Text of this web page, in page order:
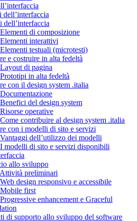
dell’interfaccia
di composizione
interattivi
testuali (microtesti)
e costruire in alta fedeltà
di pagina
in alta fedeltà
con il design system .italia
del design system
operative
contribuire al design system .italia
con i modelli di sito e servizi
dell’utilizzo dei modelli
modelli di sito e servizi disponibili
allo sviluppo
preliminari
design responsivo e accessibile
first
enhancement e Graceful
di supporto allo sviluppo del software